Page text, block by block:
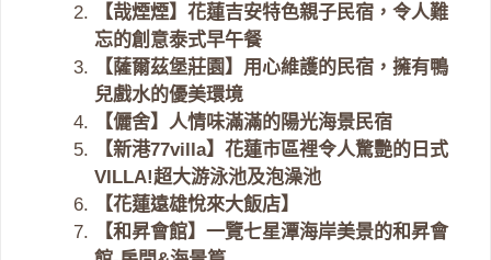
【哉煙煙】花蓮吉安特色親子民宿，令人難
忘的創意泰式早午餐
【薩爾茲堡莊園】用心維護的民宿，擁有鴨
兒戲水的優美環境
【儷舍】人情味滿滿的陽光海景民宿
【新港77villa】花蓮市區裡令人驚艷的日式
VILLA!超大游泳池及泡澡池
【花蓮遠雄悅來大飯店】
【和昇會館】一覽七星潭海岸美景的和昇會